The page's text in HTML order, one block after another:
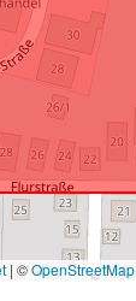
| ©OpenStreetMap